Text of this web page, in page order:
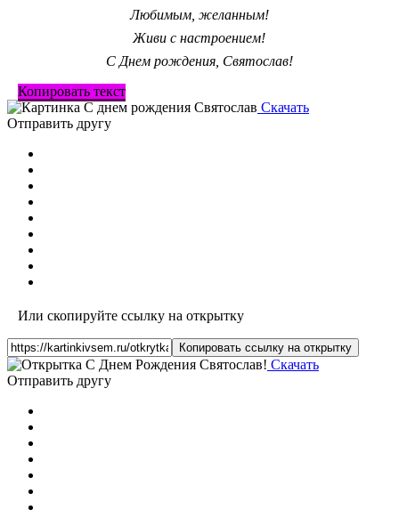
Любимым, желанным!
Живи с настроением!
С Днем рождения, Святослав!
Копировать текст
Скачать
Отправить другу
Или скопируйте ссылку на открытку
Копировать ссылку на открытку
Скачать
Отправить другу